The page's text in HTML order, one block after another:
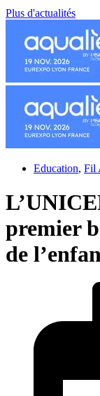
Plus d'actualités
Education, Fil
premier
de